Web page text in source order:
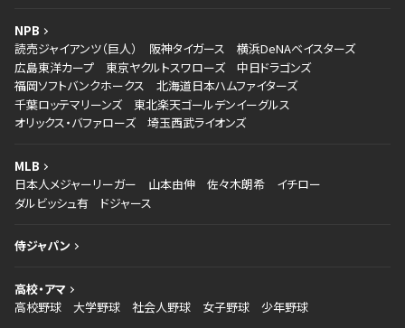
NPB
読売ジャイアンツ（巨人）
阪神タイガース
横浜DeNAベイスターズ
広島東洋カープ
東京ヤクルトスワローズ
中日ドラゴンズ
福岡ソフトバンクホークス
北海道日本ハムファイターズ
千葉ロッテマリーンズ
東北楽天ゴールデンイーグルス
オリックス・バファローズ
埼玉西武ライオンズ
MLB
日本人メジャーリーガー
山本由伸 佐々木朗希
イチロー
ダルビッシュ有
ドジャース
侍ジャパン
高校・アマ
高校野球
大学野球 社会人野球 女子野球 少年野球